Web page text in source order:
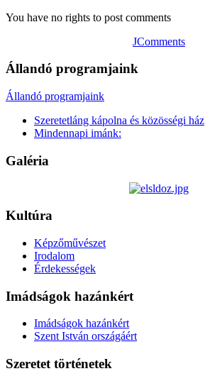
You have no rights to post comments
JComments
Állandó programjaink
Állandó programjaink
Szeretetláng kápolna és közösségi ház
Mindennapi imánk:
Galéria
Kultúra
Képzőművészet
Irodalom
Érdekességek
Imádságok hazánkért
Imádságok hazánkért
Szent István országáért
Szeretet történetek